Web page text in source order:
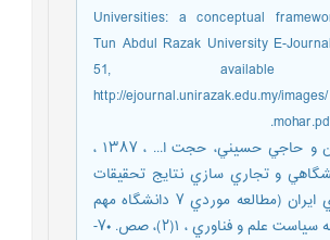
Universities: a conceptual
Tun Abdul Razak University E-
51, available
http://ejournal.unirazak.edu.my/
24. فکور، ﺑﻬﻤﻦ و ﺣﺎﺟﻲ ﺣﺴﻴﻨﻲ، ﺣﺠﺖ ا... ، ١٣٨٧ ،
و ﺗﺠﺎري ﺳﺎزي ﻧﺘﺎﻳﺞ ﺗﺤﻘﻴﻘﺎت
در داﻧﺸﮕﺎهﻫﺎي اﻳﺮان (ﻣﻄﺎﻟﻌﻪ ﻣﻮردي ٧ داﻧﺸﮕﺎه ﻣﻬﻢ
اﻳﺮان)”، ﻓﺼﻠﻨﺎﻣﻪ ﺳﻴﺎﺳﺖ ﻋﻠﻢ و ﻓﻨﺎوري ، ١(٢)، ﺻﺺ. ٧٠-